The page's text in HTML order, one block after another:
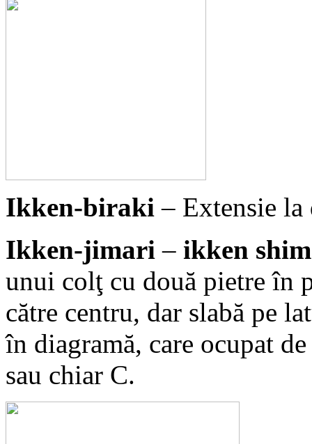
Ikken-biraki– Extensie la
Ikken-jimari– ikken
unui colţ cu două pietre în
către centru, dar slabă pe
în diagramă, care ocupat
sau chiar C.